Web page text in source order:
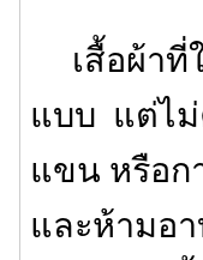
เสื้อผ้าที่
แบบ แต่ไม่
แขน หรือก
และห้ามอ